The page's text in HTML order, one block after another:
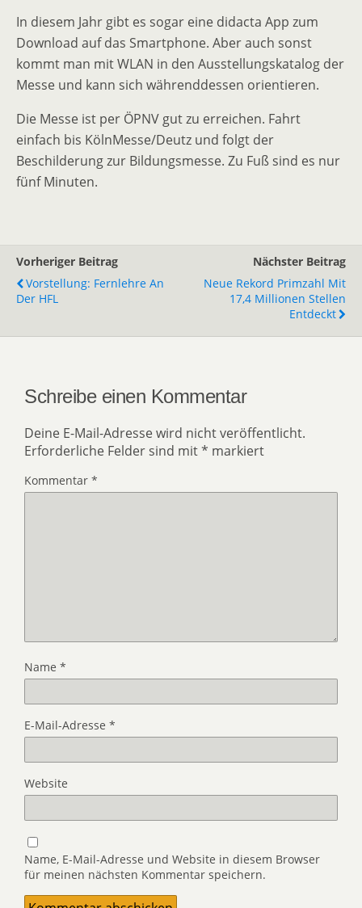
In diesem Jahr gibt es sogar eine didacta App zum
Download auf das Smartphone. Aber auch sonst
kommt man mit WLAN in den Ausstellungskatalog der
Messe und kann sich währenddessen orientieren.
Die Messe ist per ÖPNV gut zu erreichen. Fahrt
einfach bis KölnMesse/Deutz und folgt der
Beschilderung zur Bildungsmesse. Zu Fuß sind es nur
fünf Minuten.
Vorheriger Beitrag
Vorstellung: Fernlehre An
Der HFL
Nächster Beitrag
Neue Rekord Primzahl Mit
17,4 Millionen Stellen
Entdeckt
Schreibe einen Kommentar
Deine E-Mail-Adresse wird nicht veröffentlicht.
Erforderliche Felder sind mit* markiert
Kommentar *
Name *
E-Mail-Adresse *
Website
Name, E-Mail-Adresse und Website in diesem Browser
für meinen nächsten Kommentar speichern.